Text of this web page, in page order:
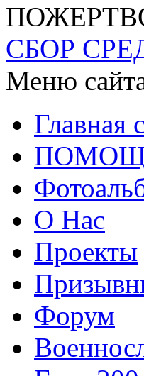
СБОР
Меню
Главная
О Нас
Проекты
Форум